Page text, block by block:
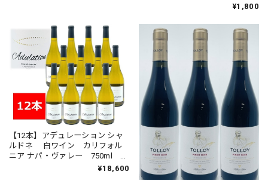
¥1,800
【12本】アデュレーション シャ
ルドネ 白ワイン カリフォル
ニア ナパ・ヴァレー 750ml 12
本 Adulation Chardonnay¥18,600